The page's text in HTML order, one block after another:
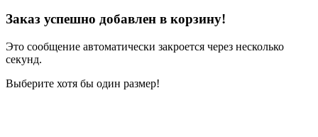
Заказ успешно добавлен в корзину!
Это сообщение автоматически закроется через несколько
секунд.
Выберите хотя бы один размер!